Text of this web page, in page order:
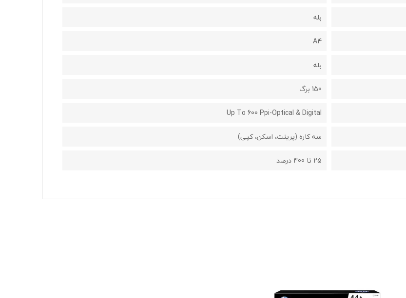
بله
A4
بله
150 برگ
Up To 600 Ppi-Optical & Digital
سه کاره (پرینت، اسکن، کپی)
25 تا 400 درصد